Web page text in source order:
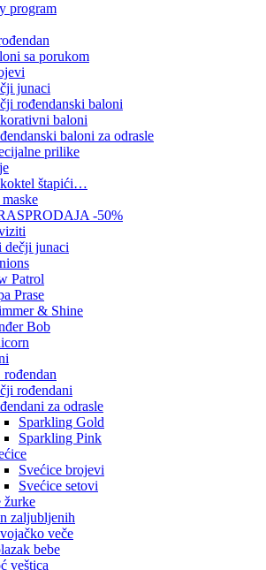
program
sa porukom
junaci
rođendanski baloni
baloni
baloni za odrasle
prilike
štapići…
-50%
dečji junaci
Patrol
Prase
& Shine
Bob
rođendan
rođendani
za odrasle
Sparkling Gold
Sparkling Pink
Svećice brojevi
Svećice setovi
žurke
zaljubljenih
veče
bebe
veštica